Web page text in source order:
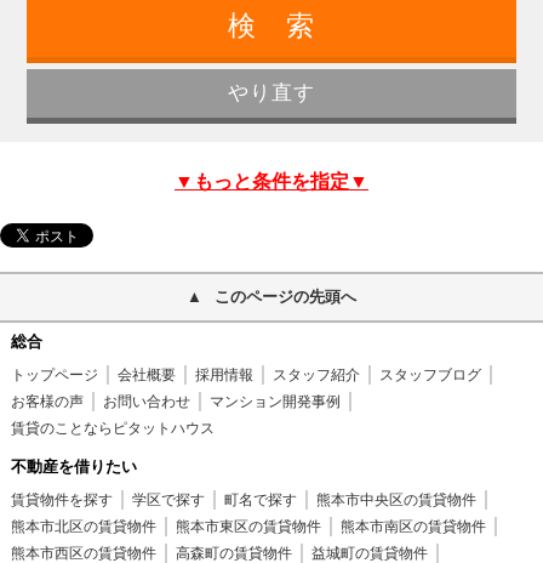
▼もっと条件を指定▼
このページの先頭へ
総合
トップページ 会社概要 採用情報 スタッフ紹介
スタッフブログ
お客様の声
お問い合わせ
マンション開発事例
賃貸のことならピタットハウス
不動産を借りたい
賃貸物件を探す 学区で探す 町名で探す
熊本市中央区の賃貸物件
熊本市北区の賃貸物件
熊本市東区の賃貸物件
熊本市南区の賃貸物件
熊本市西区の賃貸物件
高森町の賃貸物件
益城町の賃貸物件